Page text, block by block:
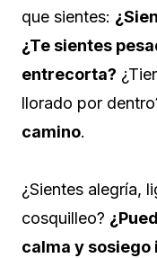
que sientes:
¿Te sientes
entrecorta?
llorado por
camino.
¿Sientes alegría,
cosquilleo?
calma y sosiego